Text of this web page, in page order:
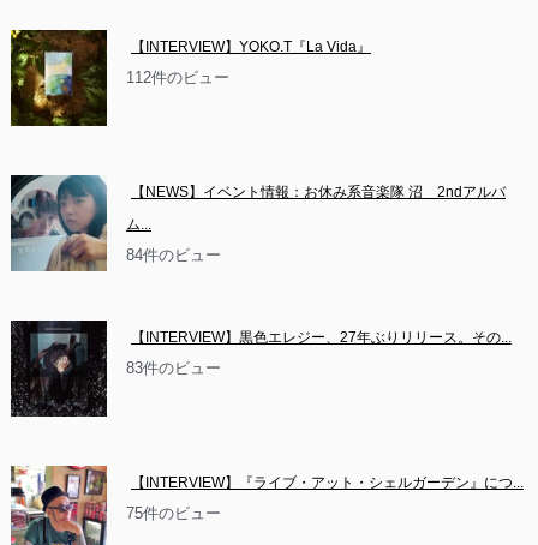
【INTERVIEW】YOKO.T『La Vida』
112件のビュー
【NEWS】イベント情報：お休み系音楽隊 沼　2ndアルバ
ム...
84件のビュー
【INTERVIEW】黒色エレジー、27年ぶりリリース。その...
83件のビュー
【INTERVIEW】『ライブ・アット・シェルガーデン』につ...
75件のビュー